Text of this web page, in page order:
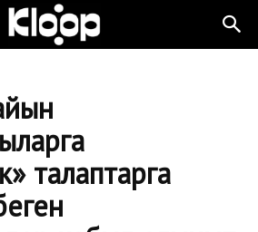
талаптарга